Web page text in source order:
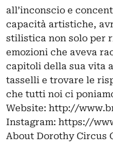
all’inconscio e
capacità artistiche,
stilistica non solo per
emozioni che aveva
capitoli della sua vita
tasselli e trovare le
che tutti noi ci
Website: http://
Instagram: https://
About Dorothy Circus